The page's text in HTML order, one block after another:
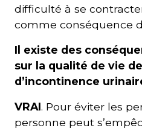
difficulté à se
comme conséquence
Il existe des
sur la qualité de vie
d’incontinence
VRAI. Pour éviter les
personne peut